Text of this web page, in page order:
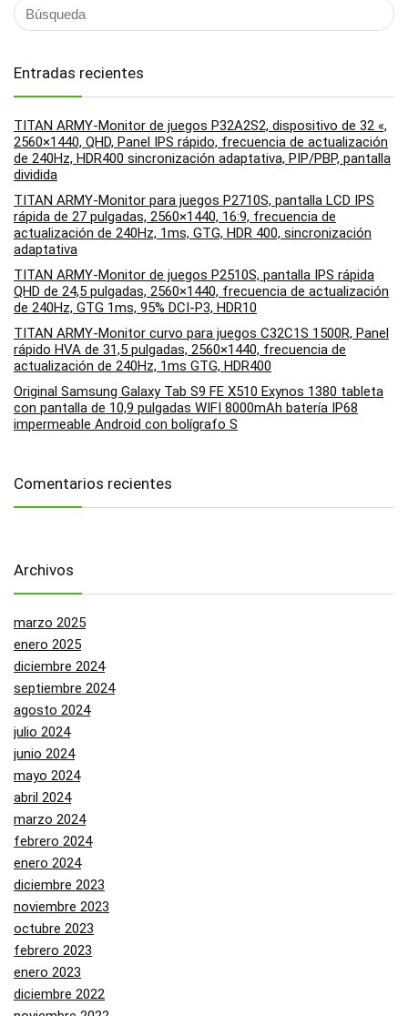
Entradas recientes
TITAN ARMY-Monitor de juegos P32A2S2, dispositivo de 32 «,
2560×1440, QHD, Panel IPS rápido, frecuencia de actualización
de 240Hz, HDR400 sincronización adaptativa, PIP/PBP, pantalla
dividida
TITAN ARMY-Monitor para juegos P2710S, pantalla LCD IPS
rápida de 27 pulgadas, 2560×1440, 16:9, frecuencia de
actualización de 240Hz, 1ms, GTG, HDR 400, sincronización
adaptativa
TITAN ARMY-Monitor de juegos P2510S, pantalla IPS rápida
QHD de 24,5 pulgadas, 2560×1440, frecuencia de actualización
de 240Hz, GTG 1ms, 95% DCI-P3, HDR10
TITAN ARMY-Monitor curvo para juegos C32C1S 1500R, Panel
rápido HVA de 31,5 pulgadas, 2560×1440, frecuencia de
actualización de 240Hz, 1ms GTG, HDR400
Original Samsung Galaxy Tab S9 FE X510 Exynos 1380 tableta
con pantalla de 10,9 pulgadas WIFI 8000mAh batería IP68
impermeable Android con bolígrafo S
Comentarios recientes
Archivos
marzo 2025
enero 2025
diciembre 2024
septiembre 2024
agosto 2024
julio 2024
junio 2024
mayo 2024
abril 2024
marzo 2024
febrero 2024
enero 2024
diciembre 2023
noviembre 2023
octubre 2023
febrero 2023
enero 2023
diciembre 2022